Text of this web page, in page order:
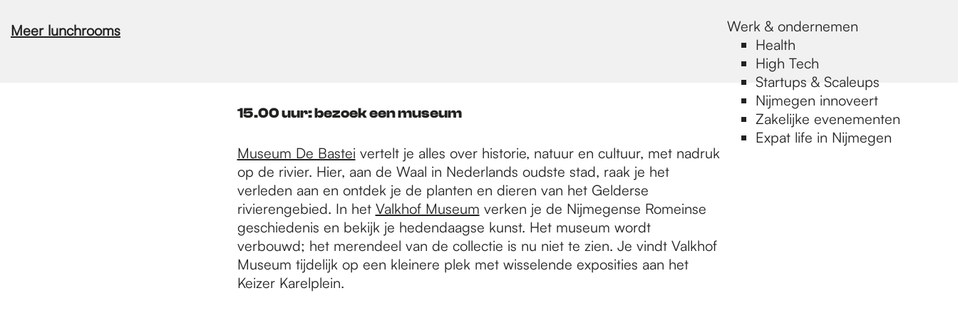
Werk & ondernemen
Health
High Tech
Startups & Scaleups
Nijmegen innoveert
Zakelijke evenementen
Expat life in Nijmegen
Meer lunchrooms
15.00 uur: bezoek een museum
Museum De Bastei vertelt je alles over historie, natuur en cultuur, met nadruk
op de rivier. Hier, aan de Waal in Nederlands oudste stad, raak je het
verleden aan en ontdek je de planten en dieren van het Gelderse
rivierengebied. In het Valkhof Museum verken je de Nijmegense Romeinse
geschiedenis en bekijk je hedendaagse kunst. Het museum wordt
verbouwd; het merendeel van de collectie is nu niet te zien. Je vindt Valkhof
Museum tijdelijk op een kleinere plek met wisselende exposities aan het
Keizer Karelplein.